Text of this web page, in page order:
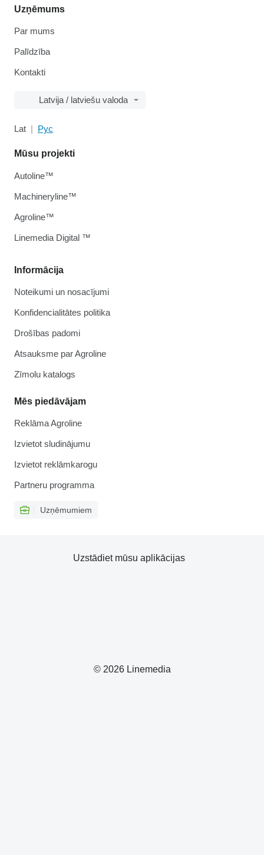
Uzņēmums
Par mums
Palīdzība
Kontakti
Latvija / latviešu valoda
Lat Рус
Informācija
Noteikumi un nosacījumi
Konfidencialitātes politika
Drošības padomi
Atsauksme par Agroline
Zīmolu katalogs
Mēs piedāvājam
Reklāma Agroline
Izvietot sludinājumu
Izvietot reklāmkarogu
Partneru programma
Uzņēmumiem
Mūsu projekti
Autoline™
Machineryline™
Agroline™
Linemedia Digital ™
© 2026 Linemedia
Uzstādiet mūsu aplikācijas